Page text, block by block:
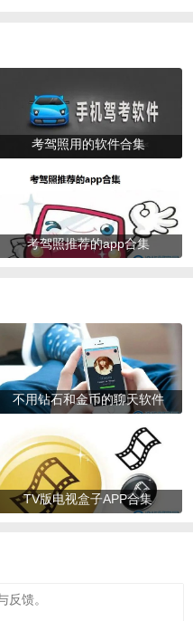
考驾照用的软件合集
考驾照推荐的app合集
不用钻石和金币的聊天软件
TV版电视盒子APP合集